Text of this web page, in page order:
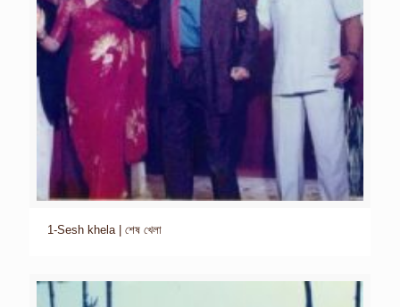
1-Sesh khela | শেষ খেলা